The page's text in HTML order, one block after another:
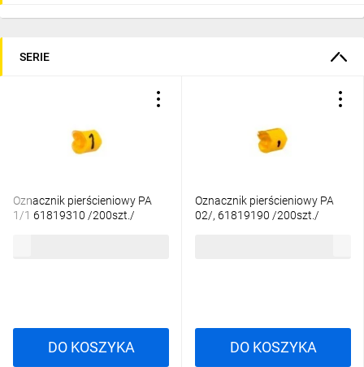
SERIE
Oznacznik pierścieniowy PA
1/1 61819310 /200szt./
DO KOSZYKA
Oznacznik pierścieniowy PA
02/, 61819190 /200szt./
DO KOSZYKA